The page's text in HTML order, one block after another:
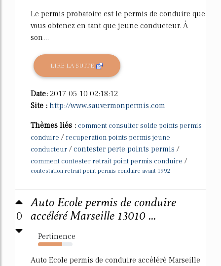
Le permis probatoire est le permis de conduire que
vous obtenez en tant que jeune conducteur. À
son...
LIRE LA SUITE
Date: 2017-05-10 02:18:12
Site : http://www.sauvermonpermis.com
Thèmes liés : comment consulter solde points permis
conduire / recuperation points permis jeune
conducteur /contester perte points permis /
comment contester retrait point permis conduire /
contestation retrait point permis conduire avant 1992
0
Auto Ecole permis de conduire
accéléré Marseille 13010 ...
Pertinence
70%
Auto Ecole permis de conduire accéléré Marseille